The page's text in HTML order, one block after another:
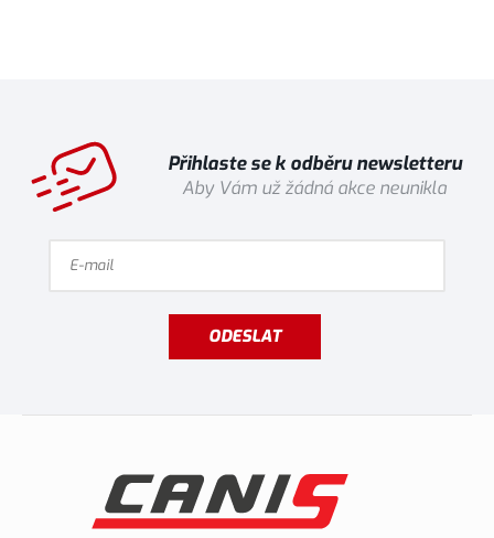
Přihlaste se k odběru newsletteru
Aby Vám už žádná akce neunikla
ODESLAT